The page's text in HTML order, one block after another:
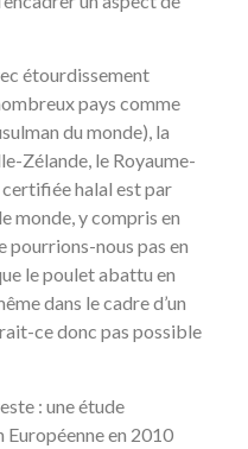
étourdissement
pays comme
du monde), la
Zélande, le Royaume-
certifiée halal est par
monde, y compris en
pourrions-nous pas en
le poulet abattu en
dans le cadre d’un
ce donc pas possible
: une étude
en 2010